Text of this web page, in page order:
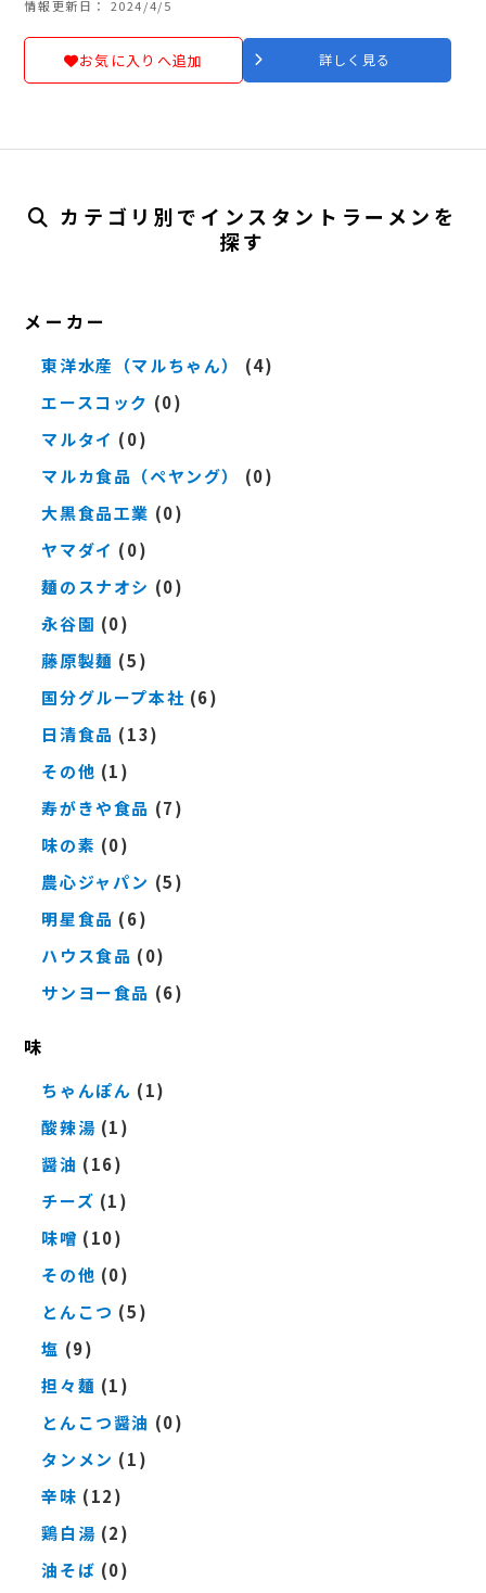
情報更新日： 2024/4/5
お気に入りへ追加 詳しく見る
カテゴリ別でインスタントラーメンを
探す
メーカー
東洋水産（マルちゃん）
(4)
エースコック (0)
マルタイ (0)
マルカ食品（ペヤング）
(0)
大黒食品工業 (0)
ヤマダイ (0)
麺のスナオシ (0)
永谷園 (0)
藤原製麺 (5)
国分グループ本社 (6)
日清食品 (13)
その他 (1)
寿がきや食品 (7)
味の素 (0)
農心ジャパン (5)
明星食品 (6)
ハウス食品 (0)
サンヨー食品 (6)
味
ちゃんぽん (1)
酸辣湯 (1)
醤油 (16)
チーズ (1)
味噌 (10)
その他 (0)
とんこつ (5)
塩 (9)
担々麺 (1)
とんこつ醤油 (0)
タンメン (1)
辛味 (12)
鶏白湯 (2)
油そば (0)